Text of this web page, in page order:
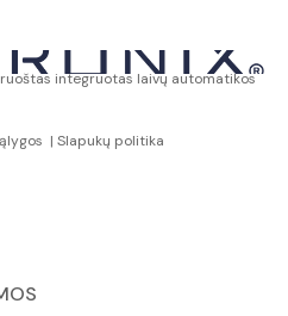
integruotas laivų automatikos
| Slapukų politika